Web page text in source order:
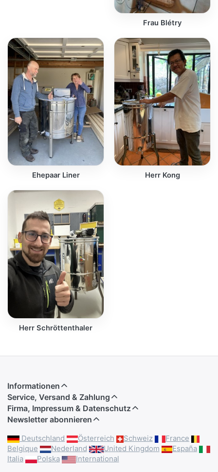
Frau Blétry
Ehepaar Liner Herr Kong
Herr Schröttenthaler
Informationen
Service, Versand & Zahlung
Firma, Impressum & Datenschutz
Newsletter abonnieren
Deutschland Österreich Schweiz
France
Belgique
Nederland United Kingdom
España
Italia
Polska International